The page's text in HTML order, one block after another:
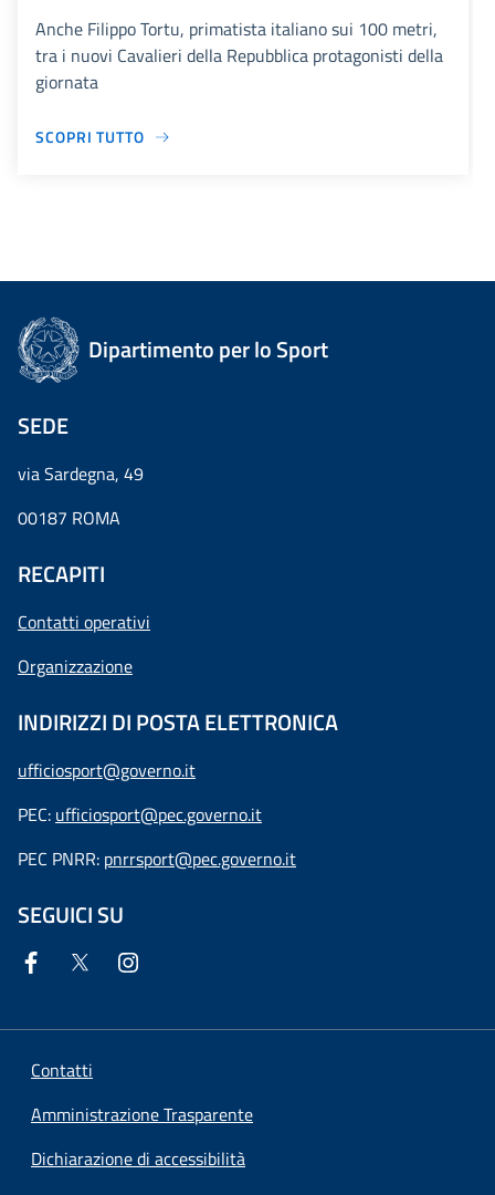
Anche Filippo Tortu, primatista italiano sui 100 metri,
tra i nuovi Cavalieri della Repubblica protagonisti della
giornata
SCOPRI TUTTO
Dipartimento per lo Sport
SEDE
via Sardegna, 49
00187 ROMA
RECAPITI
Contatti operativi
Organizzazione
INDIRIZZI DI POSTA ELETTRONICA
ufficiosport@governo.it
PEC: ufficiosport@pec.governo.it
PEC PNRR: pnrrsport@pec.governo.it
SEGUICI SU
Contatti
Amministrazione Trasparente
Dichiarazione di accessibilità